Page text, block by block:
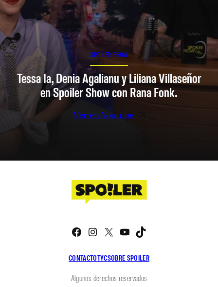
SPOILER SHOW
Tessa Ia, Denia Agalianu y Liliana Villaseñor
en Spoiler Show con Rana Fonk.
Ver en Youtube
CONTACTOTYCSOBRE SPOILER
Facebook
Instagram
X YouTube
Algunos derechos reservados